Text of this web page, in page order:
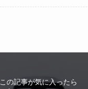
この記事が気に入ったら